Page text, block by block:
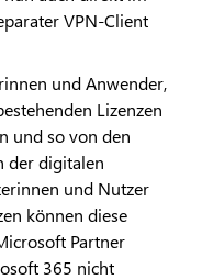
VPN-Client
und Anwender,
Lizenzen
und so von den
der digitalen
und Nutzer
können diese
Partner
365 nicht